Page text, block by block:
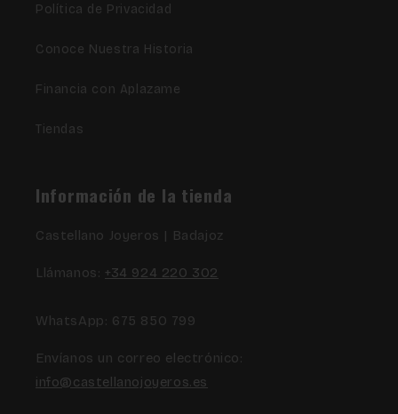
Política de Privacidad
Conoce Nuestra Historia
Financia con Aplazame
Tiendas
Información de la tienda
Castellano Joyeros | Badajoz
Llámanos: +34 924 220 302
WhatsApp: 675 850 799
Envíanos un correo electrónico:
info@castellanojoyeros.es